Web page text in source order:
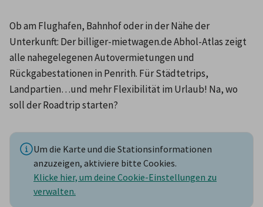
Ob am Flughafen, Bahnhof oder in der Nähe der
Unterkunft: Der billiger-mietwagen.de Abhol-Atlas zeigt
alle nahegelegenen Autovermietungen und
Rückgabestationen in Penrith. Für Städtetrips,
Landpartien…und mehr Flexibilität im Urlaub! Na, wo
soll der Roadtrip starten?
Um die Karte und die Stationsinformationen
anzuzeigen, aktiviere bitte Cookies.
Klicke hier, um deine Cookie-Einstellungen zu
verwalten.